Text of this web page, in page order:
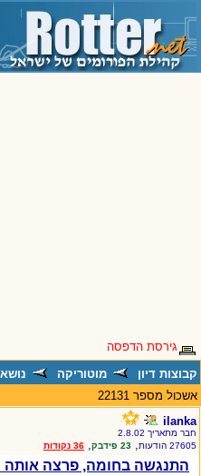
גירסת הדפסה
קבוצות דיון
מוטוריקה נושא #22131
אשכול מספר 22131
ilanka
חבר מתאריך 2.8.02
27605 הודעות
, 23 פידבק , 36 נקודות
התנגשה בחומה, פרצה אותה